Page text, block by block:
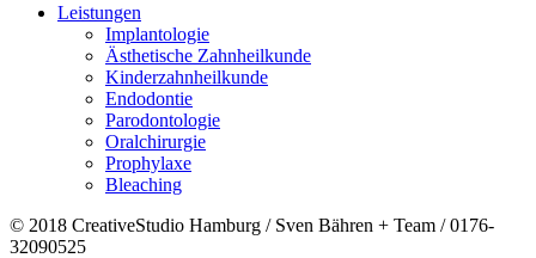
Leistungen
Implantologie
Ästhetische Zahnheilkunde
Kinderzahnheilkunde
Endodontie
Parodontologie
Oralchirurgie
Prophylaxe
Bleaching
© 2018 CreativeStudio Hamburg / Sven Bähren + Team / 0176-
32090525